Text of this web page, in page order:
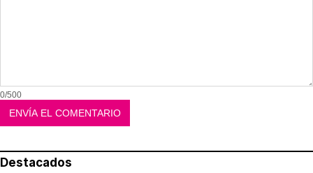
0/500
Destacados